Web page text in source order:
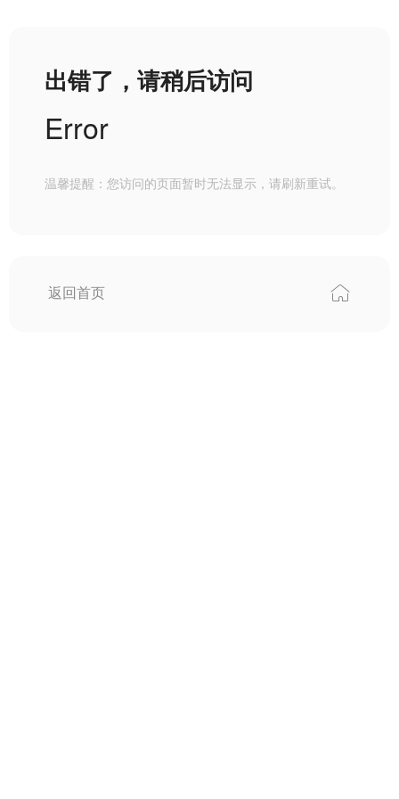
出错了，请稍后访问
Error
温馨提醒：您访问的页面暂时无法显示，请刷新重试。
返回首页